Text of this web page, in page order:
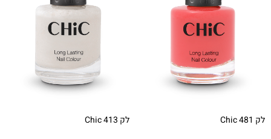
לק Chic 481 לק Chic 413